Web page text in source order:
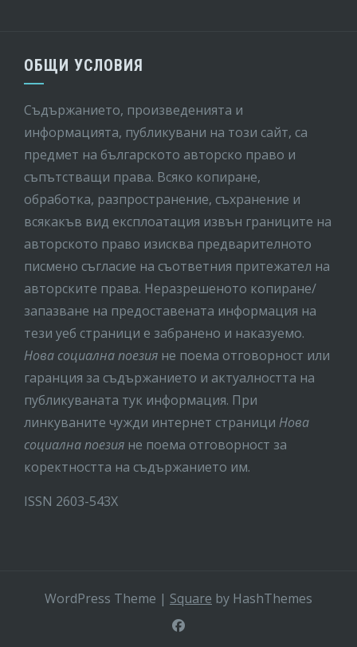
ОБЩИ УСЛОВИЯ
Съдържанието, произведенията и
информацията, публикувани на този сайт, са
предмет на бългaрското авторско право и
съпътстващи права. Всяко копиране,
обработка, разпространение, съхранение и
всякакъв вид експлоатация извън границите на
авторското право изисква предварителното
писмено съгласие на съответния притежател на
авторските права. Неразрешеното копиране/
запазване на предоставената информация на
тези уеб страници е забранено и наказуемо.
Нова социална поезия не поема отговорност или
гаранция за съдържанието и актуалността на
публикуваната тук информация. При
линкуваните чужди интернет страници Нова
социална поезия не поема отговорност за
коректността на съдържанието им.
ISSN 2603-543X
WordPress Theme | Square by HashThemes